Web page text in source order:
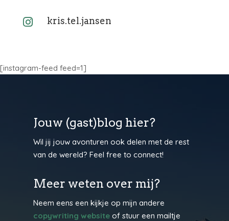
 kris.tel.jansen
[instagram-feed feed=1]
Jouw (gast)blog hier?
Wil jij jouw avonturen ook delen met de rest
van de wereld? Feel free to connect!
Meer weten over mij?
Neem eens een kijkje op mijn andere
copywriting websiteof stuur een mailtje